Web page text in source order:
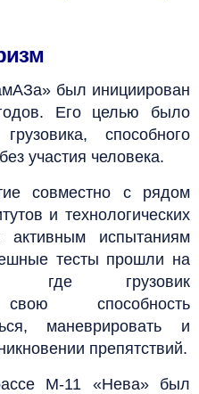
был инициирован
Его целью было
способного
участия человека.
совместно с рядом
и технологических
активным испытаниям
тесты прошли на
где грузовик
свою способность
маневрировать и
препятствий.
М-11 «Нева» был